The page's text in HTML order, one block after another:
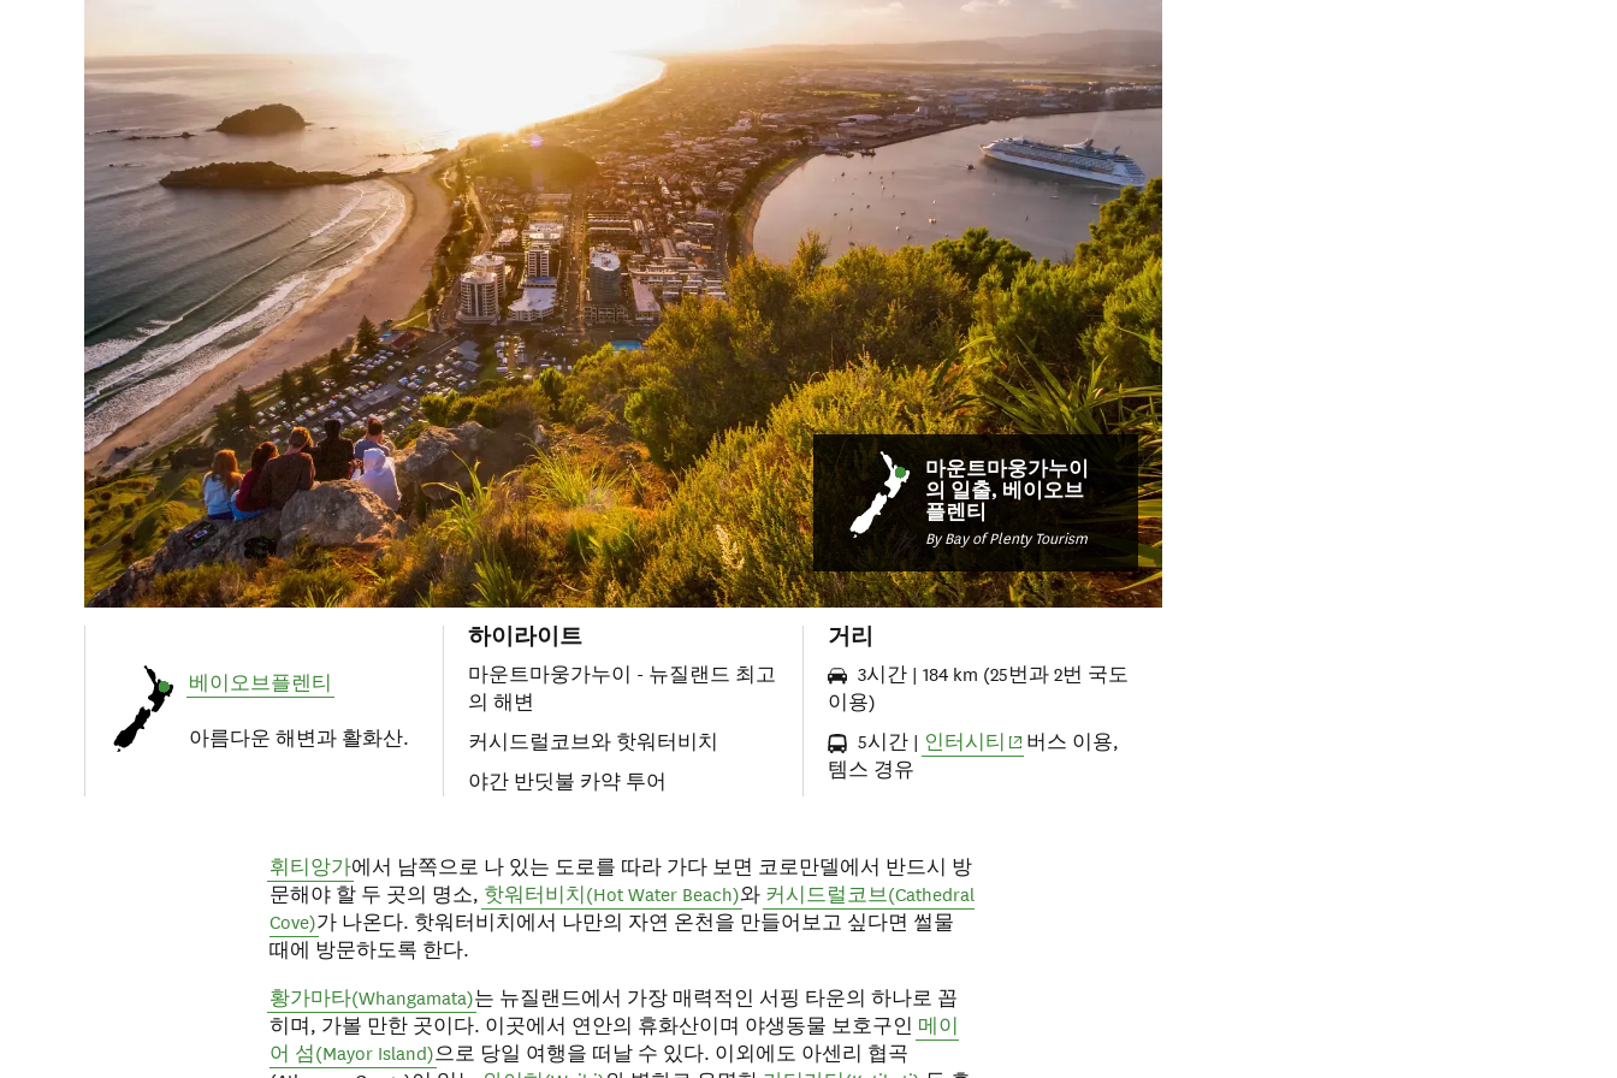
마운트마웅가누이
의 일출, 베이오브
플렌티
By Bay of Plenty Tourism
베이오브플렌티
아름다운 해변과 활화산.
하이라이트
마운트마웅가누이 - 뉴질랜드 최고
의 해변
커시드럴코브와 핫워터비치
야간 반딧불 카약 투어
거리
3시간 | 184 km (25번과 2번 국도
이용)
5시간 | 인터시티 (opens in new window)
버스 이용,
템스 경유
휘티앙가에서 남쪽으로 나 있는 도로를 따라 가다 보면 코로만델에서 반드시 방
문해야 할 두 곳의 명소, 핫워터비치(Hot Water Beach)와 커시드럴코브(Cathedral
Cove)가 나온다. 핫워터비치에서 나만의 자연 온천을 만들어보고 싶다면 썰물
때에 방문하도록 한다.
황가마타(Whangamata)는 뉴질랜드에서 가장 매력적인 서핑 타운의 하나로 꼽
히며, 가볼 만한 곳이다. 이곳에서 연안의 휴화산이며 야생동물 보호구인 메이
어 섬(Mayor Island)으로 당일 여행을 떠날 수 있다. 이외에도 아센리 협곡